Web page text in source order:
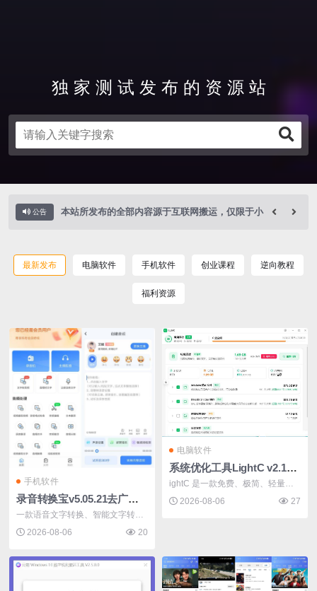
独 家 测 试 发 布 的 资 源 站
公告
本站所发布的全部内容源于互联网搬运，仅限于小
除，如有侵权之处请第一时间联系我们删除，敬请
范围内传播学习和参考，请在下载后24小时内删
本站所发布的全部内容源于互联网搬运，仅限于小
最新发布 电脑软件 手机软件 创业课程 逆向教程
福利资源
手机软件
录音转换宝v5.05.21去广告开心版
一款语音文字转换、智能文字转语
音软件，...
2026-08-06 20
电脑软件
系统优化工具LightC v2.16.0全能清理c盘垃圾文件
ightC 是一款免费、极简、轻量且
高性能的...
2026-08-06 27